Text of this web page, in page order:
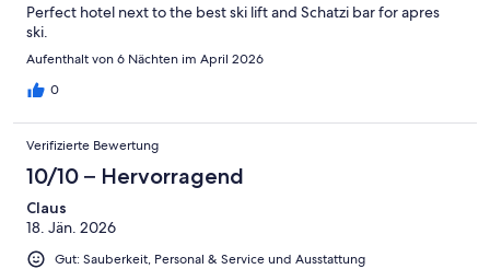
Perfect hotel next to the best ski lift and Schatzi bar for apres
ski.
Aufenthalt von 6 Nächten im April 2026
0
Verifizierte Bewertung
10/10 – Hervorragend
Claus
18. Jän. 2026
Gut: Sauberkeit, Personal & Service und Ausstattung